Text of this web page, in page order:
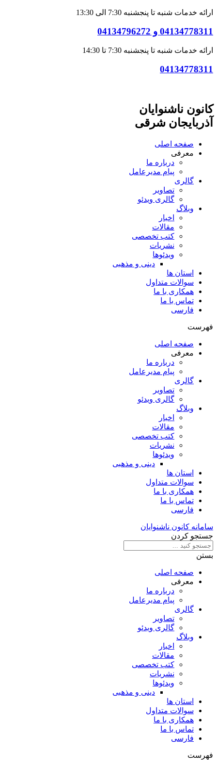
ارائه خدمات شنبه تا پنجشنبه 7:30 الی 13:30
04134778311 و 04134796272
ارائه خدمات شنبه تا پنجشنبه 7:30 تا 14:30
04134778311
کانون ناشنوایان
آذربایجان شرقی
صفحه اصلی
معرفی
درباره ما
پیام مدیرعامل
گالری
تصاویر
گالری ویدئو
وبلاگ
اخبار
مقالات
کتب تخصصی
نشریات
ویدئوها
دینی و مذهبی
استان ها
سوالات متداول
همکاری با ما
تماس با ما
فارسی
فهرست
صفحه اصلی
معرفی
درباره ما
پیام مدیرعامل
گالری
تصاویر
گالری ویدئو
وبلاگ
اخبار
مقالات
کتب تخصصی
نشریات
ویدئوها
دینی و مذهبی
استان ها
سوالات متداول
همکاری با ما
تماس با ما
فارسی
سامانه کانون ناشنوایان
جستجو کردن
بستن
صفحه اصلی
معرفی
درباره ما
پیام مدیرعامل
گالری
تصاویر
گالری ویدئو
وبلاگ
اخبار
مقالات
کتب تخصصی
نشریات
ویدئوها
دینی و مذهبی
استان ها
سوالات متداول
همکاری با ما
تماس با ما
فارسی
فهرست